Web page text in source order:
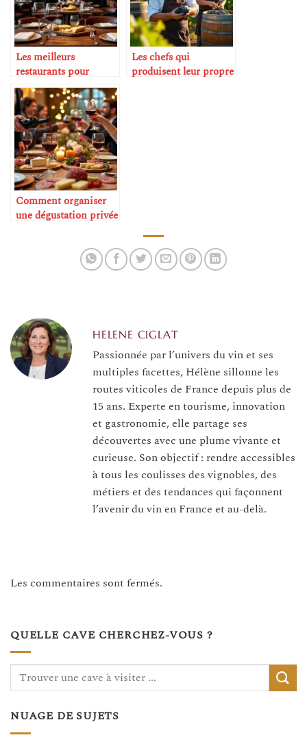
Les meilleurs
restaurants pour
amateurs de vin
Les chefs qui
produisent leur propre
Comment organiser
une dégustation privée
HELENE CIGLAT
Passionnée par l’univers du vin et ses
multiples facettes, Hélène sillonne les
routes viticoles de France depuis plus de
15 ans. Experte en tourisme, innovation
et gastronomie, elle partage ses
découvertes avec une plume vivante et
curieuse. Son objectif : rendre accessibles
à tous les coulisses des vignobles, des
métiers et des tendances qui façonnent
l’avenir du vin en France et au-delà.
Les commentaires sont fermés.
QUELLE CAVE CHERCHEZ-VOUS ?
NUAGE DE SUJETS